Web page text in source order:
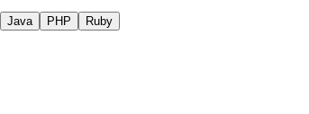
Java PHP Ruby